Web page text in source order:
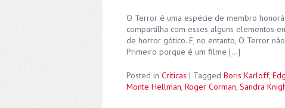
O Terror é uma espécie de membro
compartilha com esses alguns elementos
de horror gótico. E, no entanto, O Terror
Primeiro porque é um filme […]
Posted in Críticas | Tagged Boris Karloff,
Monte Hellman, Roger Corman, Sandra